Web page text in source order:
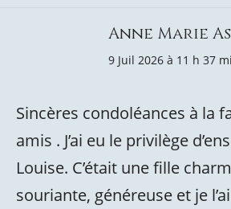
Anne Marie
9 Juil 2026 à 11 h 37
Sincères condoléances à la
amis . J’ai eu le privilège
Louise. C’était une fille
souriante, généreuse et je